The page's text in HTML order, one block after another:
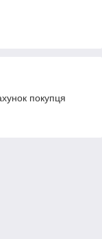
покупця